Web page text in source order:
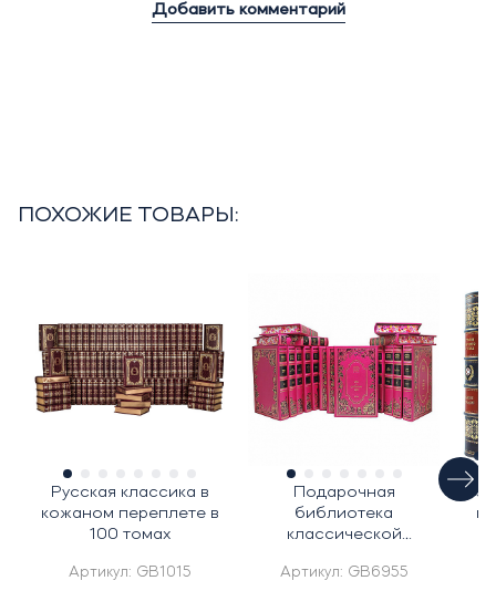
Добавить комментарий
ПОХОЖИЕ ТОВАРЫ:
Русская классика в
кожаном переплете в
100 томах
Артикул: GB1015
Подарочная
библиотека
классической
25-ти томах
Артикул: GB6955